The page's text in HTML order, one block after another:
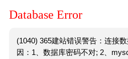
Database Error
(1040) 365建站错误警告：连接
因：1、数据库密码不对; 2、